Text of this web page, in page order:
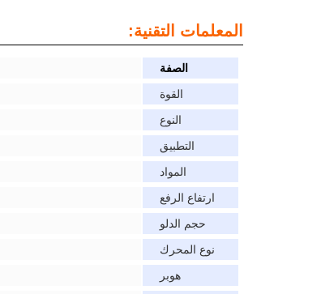
المعلمات التقنية:
الصفة
القوة
النوع
التطبيق
المواد
ارتفاع الرفع
حجم الدلو
نوع المحرك
هوبر